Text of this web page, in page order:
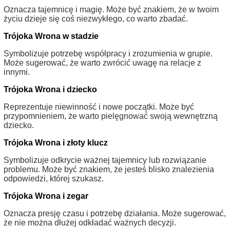
Oznacza tajemnicę i magię. Może być znakiem, że w twoim
życiu dzieje się coś niezwykłego, co warto zbadać.
Trójoka Wrona w stadzie
Symbolizuje potrzebę współpracy i zrozumienia w grupie.
Może sugerować, że warto zwrócić uwagę na relacje z
innymi.
Trójoka Wrona i dziecko
Reprezentuje niewinność i nowe początki. Może być
przypomnieniem, że warto pielęgnować swoją wewnętrzną
dziecko.
Trójoka Wrona i złoty klucz
Symbolizuje odkrycie ważnej tajemnicy lub rozwiązanie
problemu. Może być znakiem, że jesteś blisko znalezienia
odpowiedzi, której szukasz.
Trójoka Wrona i zegar
Oznacza presję czasu i potrzebę działania. Może sugerować,
że nie można dłużej odkładać ważnych decyzji.